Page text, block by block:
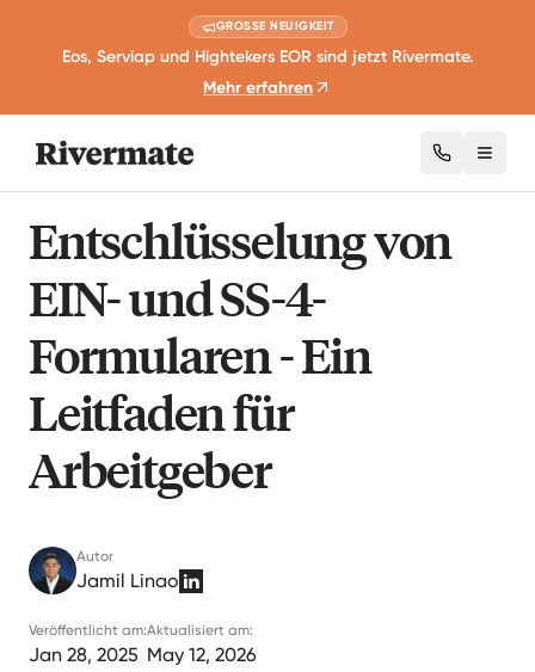
GROSSE NEUIGKEIT
Eos, Serviap und Hightekers EOR sind jetzt Rivermate.
Mehr erfahren
Entschlüsselung von
EIN- und SS-4-
Formularen - Ein
Leitfaden für
Arbeitgeber
Autor
Jamil Linao
Veröffentlicht am:
Jan 28, 2025
Aktualisiert am:
May 12, 2026